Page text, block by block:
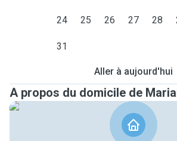
24 25 26 27 28
31
Aller à aujourd'hui
A propos du domicile de